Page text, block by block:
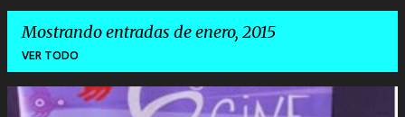
Mostrando entradas de enero, 2015
VER TODO